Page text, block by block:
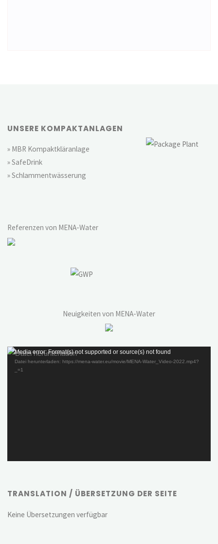
UNSERE KOMPAKTANLAGEN
» MBR Kompaktkläranlage
» SafeDrink
» Schlammentwässerung
Referenzen von MENA-Water
Neuigkeiten von MENA-Water
Video-
Player
Media error: Format(s) not supported or source(s) not found
Datei herunterladen: https://mena-water.eu/movie/MENA-Water_Video-2022.mp4?
_=1
TRANSLATION / ÜBERSETZUNG DER SEITE
Keine Übersetzungen verfügbar